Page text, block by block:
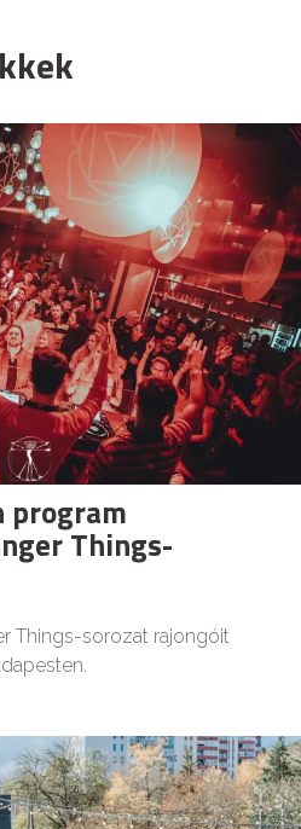
program
Things-
Things-sorozat rajongóit